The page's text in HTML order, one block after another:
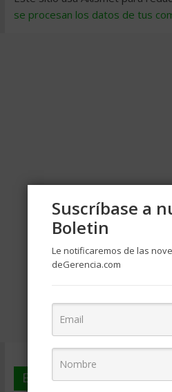
se procesan los datos de tus
En deGerencia.com
Suscríbase a
Boletin
Le notificaremos de las
deGerencia.com